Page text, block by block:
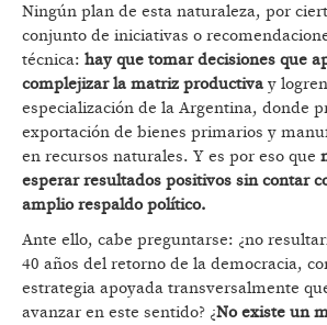
Ningún plan de esta naturaleza, por
conjunto de iniciativas o
técnica: hay que tomar decisiones que
complejizar la matriz productiva y
especialización de la Argentina, donde
exportación de bienes primarios y
en recursos naturales. Y es por eso que
esperar resultados positivos sin contar
amplio respaldo político.
Ante ello, cabe preguntarse: ¿no
40 años del retorno de la democracia,
estrategia apoyada transversalmente
avanzar en este sentido? ¿No existe un